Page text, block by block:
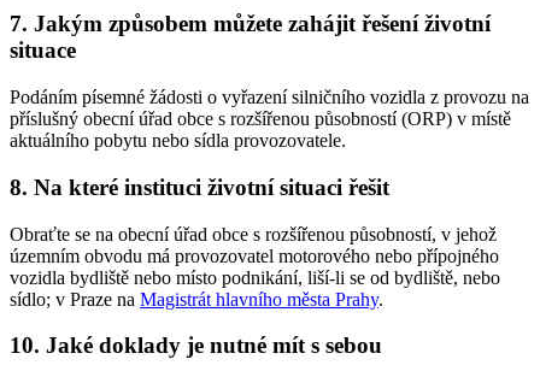
7. Jakým způsobem můžete zahájit řešení životní
situace
Podáním písemné žádosti o vyřazení silničního vozidla z provozu na
příslušný obecní úřad obce s rozšířenou působností (ORP) v místě
aktuálního pobytu nebo sídla provozovatele.
8. Na které instituci životní situaci řešit
Obraťte se na obecní úřad obce s rozšířenou působností, v jehož
územním obvodu má provozovatel motorového nebo přípojného
vozidla bydliště nebo místo podnikání, liší-li se od bydliště, nebo
sídlo; v Praze na Magistrát hlavního města Prahy.
10. Jaké doklady je nutné mít s sebou